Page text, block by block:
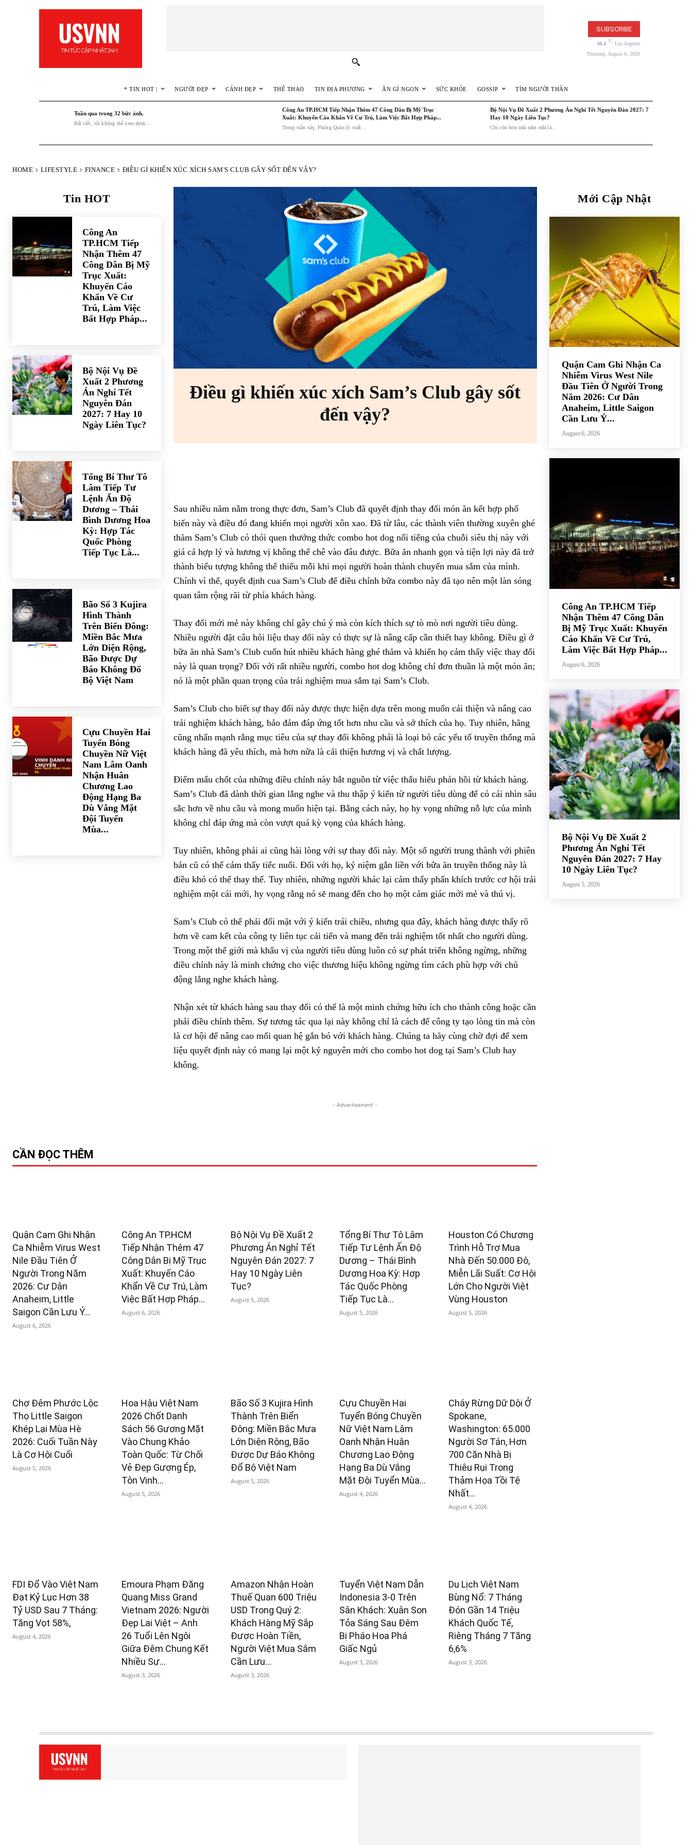
SUBSCRIBE
30.4
C
Los Angeles
Thursday, August 6, 2026
* TIN HOT | NGƯỜI ĐẸP CẢNH ĐẸP THỂ THAO TIN ĐỊA PHƯƠNG ĂN GÌ NGON SỨC KHỎE GOSSIP TÌM NGƯỜI THÂN
Tuần qua trong 32 bức ảnh.
Rất tiếc, tôi không thể xem được...
Công An TP.HCM Tiếp Nhận Thêm 47 Công Dân Bị Mỹ Trục
Xuất: Khuyến Cáo Khẩn Về Cư Trú, Làm Việc Bất Hợp Pháp...
Trong tuần này, Phòng Quản lý xuất...
Bộ Nội Vụ Đề Xuất 2 Phương Án Nghỉ Tết Nguyên Đán 2027: 7
Hay 10 Ngày Liên Tục?
Chỉ còn hơn nửa năm nữa là...
HOME LIFESTYLE FINANCE ĐIỀU GÌ KHIẾN XÚC XÍCH SAM'S CLUB GÂY SỐT ĐẾN VẬY?
Tin HOT
Công An
TP.HCM Tiếp
Nhận Thêm 47
Công Dân Bị Mỹ
Trục Xuất:
Khuyến Cáo
Khẩn Về Cư
Trú, Làm Việc
Bất Hợp Pháp...
Bộ Nội Vụ Đề
Xuất 2 Phương
Án Nghỉ Tết
Nguyên Đán
2027: 7 Hay 10
Ngày Liên Tục?
Tổng Bí Thư Tô
Lâm Tiếp Tư
Lệnh Ấn Độ
Dương – Thái
Bình Dương Hoa
Kỳ: Hợp Tác
Quốc Phòng
Tiếp Tục Là...
Bão Số 3 Kujira
Hình Thành
Trên Biển Đông:
Miền Bắc Mưa
Lớn Diện Rộng,
Bão Được Dự
Báo Không Đổ
Bộ Việt Nam
Cựu Chuyền Hai
Tuyển Bóng
Chuyền Nữ Việt
Nam Lâm Oanh
Nhận Huân
Chương Lao
Động Hạng Ba
Dù Vắng Mặt
Đội Tuyển
Mùa...
Điều gì khiến xúc xích Sam’s Club gây sốt
đến vậy?
Sau nhiều năm nằm trong thực đơn, Sam’s Club đã quyết định thay đổi món ăn kết hợp phổ
biến này và điều đó đang khiến mọi người xôn xao. Đã từ lâu, các thành viên thường xuyên ghé
thăm Sam’s Club có thói quen thưởng thức combo hot dog nổi tiếng của chuỗi siêu thị này với
giá cả hợp lý và hương vị không thể chê vào đâu được. Bữa ăn nhanh gọn và tiện lợi này đã trở
thành biểu tượng không thể thiếu mỗi khi mọi người hoàn thành chuyến mua sắm của mình.
Chính vì thế, quyết định cua Sam’s Club để điều chỉnh bữa combo này đã tạo nên một làn sóng
quan tâm rộng rãi từ phía khách hàng.
Thay đổi mới mẻ này không chỉ gây chú ý mà còn kích thích sự tò mò nơi người tiêu dùng.
Nhiều người đặt câu hỏi liệu thay đổi này có thực sự là nâng cấp cần thiết hay không. Điều gì ở
bữa ăn nhà Sam’s Club cuốn hút nhiều khách hàng ghé thăm và khiến họ cảm thấy việc thay đổi
này là quan trọng? Đối với rất nhiều người, combo hot dog không chỉ đơn thuần là một món ăn;
nó là một phần quan trọng của trải nghiệm mua sắm tại Sam’s Club.
Sam’s Club cho biết sự thay đổi này được thực hiện dựa trên mong muốn cải thiện và nâng cao
trải nghiệm khách hàng, bảo đảm đáp ứng tốt hơn nhu cầu và sở thích của họ. Tuy nhiên, hãng
cũng nhấn mạnh rằng mục tiêu của sự thay đổi không phải là loại bỏ các yếu tố truyền thống mà
khách hàng đã yêu thích, mà hơn nữa là cải thiện hương vị và chất lượng.
Điểm mấu chốt của những điều chỉnh này bắt nguồn từ việc thấu hiểu phản hồi từ khách hàng.
Sam’s Club đã dành thời gian lắng nghe và thu thập ý kiến từ người tiêu dùng để có cái nhìn sâu
sắc hơn về nhu cầu và mong muốn hiện tại. Bằng cách này, họ hy vọng những nỗ lực của mình
không chỉ đáp ứng mà còn vượt quá kỳ vọng của khách hàng.
Tuy nhiên, không phải ai cũng hài lòng với sự thay đổi này. Một số người trung thành với phiên
bản cũ có thể cảm thấy tiếc nuối. Đối với họ, kỷ niệm gắn liền với bữa ăn truyền thống này là
điều khó có thể thay thế. Tuy nhiên, những người khác lại cảm thấy phấn khích trước cơ hội trải
nghiệm một cái mới, hy vọng rằng nó sẽ mang đến cho họ một cảm giác mới mẻ và thú vị.
Sam’s Club có thể phải đối mặt với ý kiến trái chiều, nhưng qua đây, khách hàng được thấy rõ
hơn về cam kết của công ty liên tục cải tiến và mang đến trải nghiệm tốt nhất cho người dùng.
Trong một thế giới mà khẩu vị của người tiêu dùng luôn có sự phát triển không ngừng, những
điều chỉnh này là minh chứng cho việc thương hiệu không ngừng tìm cách phù hợp với chủ
động lắng nghe khách hàng.
Nhận xét từ khách hàng sau thay đổi có thể là một minh chứng hữu ích cho thành công hoặc cần
phải điều chỉnh thêm. Sự tương tác qua lại này không chỉ là cách để công ty tạo lòng tin mà còn
là cơ hội để nâng cao mối quan hệ gắn bó với khách hàng. Chúng ta hãy cùng chờ đợi để xem
liệu quyết định này có mang lại một kỷ nguyên mới cho combo hot dog tại Sam’s Club hay
không.
- Advertisement -
CẦN ĐỌC THÊM
Quận Cam Ghi Nhận
Ca Nhiễm Virus West
Nile Đầu Tiên Ở
Người Trong Năm
2026: Cư Dân
Anaheim, Little
Saigon Cần Lưu Ý...
August 6, 2026
Công An TP.HCM
Tiếp Nhận Thêm 47
Công Dân Bị Mỹ Trục
Xuất: Khuyến Cáo
Khẩn Về Cư Trú, Làm
Việc Bất Hợp Pháp...
August 6, 2026
Bộ Nội Vụ Đề Xuất 2
Phương Án Nghỉ Tết
Nguyên Đán 2027: 7
Hay 10 Ngày Liên
Tục?
August 5, 2026
Tổng Bí Thư Tô Lâm
Tiếp Tư Lệnh Ấn Độ
Dương – Thái Bình
Dương Hoa Kỳ: Hợp
Tác Quốc Phòng
Tiếp Tục Là...
August 5, 2026
Houston Có Chương
Trình Hỗ Trợ Mua
Nhà Đến 50.000 Đô,
Miễn Lãi Suất: Cơ Hội
Lớn Cho Người Việt
Vùng Houston
August 5, 2026
Chợ Đêm Phước Lộc
Thọ Little Saigon
Khép Lại Mùa Hè
2026: Cuối Tuần Này
Là Cơ Hội Cuối
August 5, 2026
Hoa Hậu Việt Nam
2026 Chốt Danh
Sách 56 Gương Mặt
Vào Chung Khảo
Toàn Quốc: Từ Chối
Vẻ Đẹp Gượng Ép,
Tôn Vinh...
August 5, 2026
Bão Số 3 Kujira Hình
Thành Trên Biển
Đông: Miền Bắc Mưa
Lớn Diện Rộng, Bão
Được Dự Báo Không
Đổ Bộ Việt Nam
August 5, 2026
Cựu Chuyền Hai
Tuyển Bóng Chuyền
Nữ Việt Nam Lâm
Oanh Nhận Huân
Chương Lao Động
Hạng Ba Dù Vắng
Mặt Đội Tuyển Mùa...
August 4, 2026
Cháy Rừng Dữ Dội Ở
Spokane,
Washington: 65.000
Người Sơ Tán, Hơn
700 Căn Nhà Bị
Thiêu Rụi Trong
Thảm Họa Tồi Tệ
Nhất...
August 4, 2026
FDI Đổ Vào Việt Nam
Đạt Kỷ Lục Hơn 38
Tỷ USD Sau 7 Tháng:
Tăng Vọt 58%,
August 4, 2026
Emoura Phạm Đăng
Quang Miss Grand
Vietnam 2026: Người
Đẹp Lai Việt – Anh
26 Tuổi Lên Ngôi
Giữa Đêm Chung Kết
Nhiều Sự...
August 3, 2026
Amazon Nhận Hoàn
Thuế Quan 600 Triệu
USD Trong Quý 2:
Khách Hàng Mỹ Sắp
Được Hoàn Tiền,
Người Việt Mua Sắm
Cần Lưu...
August 3, 2026
Tuyển Việt Nam Dẫn
Indonesia 3-0 Trên
Sân Khách: Xuân Son
Tỏa Sáng Sau Đêm
Bị Pháo Hoa Phá
Giấc Ngủ
August 3, 2026
Du Lịch Việt Nam
Bùng Nổ: 7 Tháng
Đón Gần 14 Triệu
Khách Quốc Tế,
Riêng Tháng 7 Tăng
6,6%
August 3, 2026
Mới Cập Nhật
Quận Cam Ghi Nhận Ca
Nhiễm Virus West Nile
Đầu Tiên Ở Người Trong
Năm 2026: Cư Dân
Anaheim, Little Saigon
Cần Lưu Ý...
August 6, 2026
Công An TP.HCM Tiếp
Nhận Thêm 47 Công Dân
Bị Mỹ Trục Xuất: Khuyến
Cáo Khẩn Về Cư Trú,
Làm Việc Bất Hợp Pháp...
August 6, 2026
Bộ Nội Vụ Đề Xuất 2
Phương Án Nghỉ Tết
Nguyên Đán 2027: 7 Hay
10 Ngày Liên Tục?
August 5, 2026